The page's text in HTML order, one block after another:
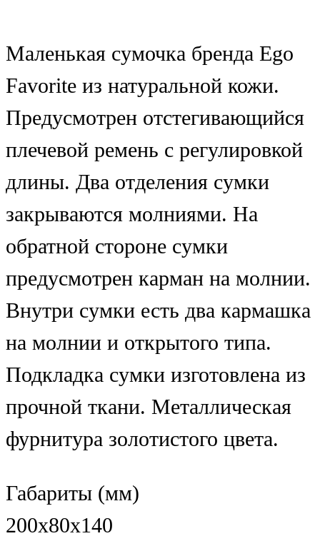
Маленькая сумочка бренда Ego
Favorite из натуральной кожи.
Предусмотрен отстегивающийся
плечевой ремень с регулировкой
длины. Два отделения сумки
закрываются молниями. На
обратной стороне сумки
предусмотрен карман на молнии.
Внутри сумки есть два кармашка
на молнии и открытого типа.
Подкладка сумки изготовлена из
прочной ткани. Металлическая
фурнитура золотистого цвета.
Габариты (мм)
200x80x140